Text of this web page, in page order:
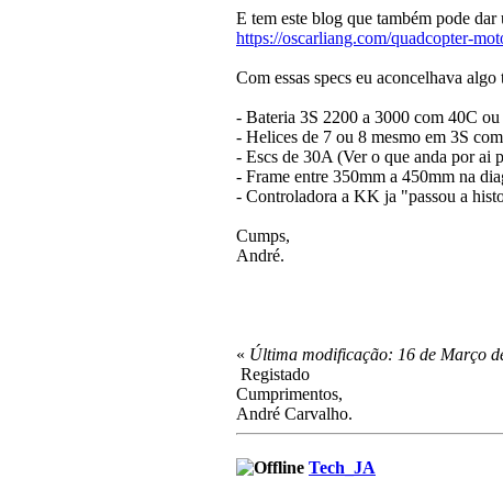
E tem este blog que também pode dar
https://oscarliang.com/quadcopter-
Com essas specs eu aconcelhava algo
- Bateria 3S 2200 a 3000 com 40C ou
- Helices de 7 ou 8 mesmo em 3S
- Escs de 30A (Ver o que anda por ai
- Frame entre 350mm a 450mm na
- Controladora a KK ja "passou a
Cumps,
André.
« Última modificação: 16 de Março
Registado
Cumprimentos,
André Carvalho.
Tech_JA